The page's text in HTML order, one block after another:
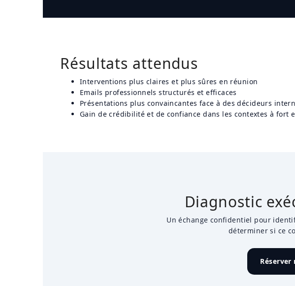
Résultats attendus
Interventions plus claires et plus sûres en réunion
Emails professionnels structurés et efficaces
Présentations plus convaincantes face à des décideurs
Gain de crédibilité et de confiance dans les contextes à fort
Diagnostic
Un échange confidentiel pour
déterminer si ce